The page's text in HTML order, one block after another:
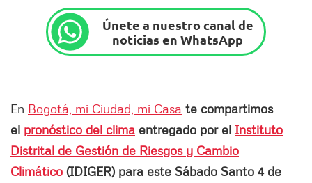
Únete a nuestro canal de
noticias en WhatsApp
En Bogotá, mi Ciudad, mi Casa te compartimos
el pronóstico del clima entregado por el Instituto
Distrital de Gestión de Riesgos y Cambio
Climático (IDIGER) para este Sábado Santo 4 de